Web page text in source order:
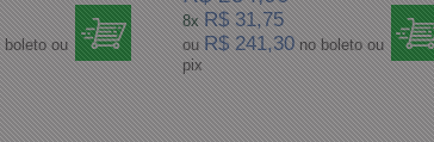
8x R$ 31,75
ou R$ 241,30 no boleto ou
pix